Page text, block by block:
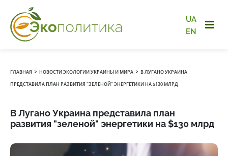
UA
EN
ГЛАВНАЯ › НОВОСТИ ЭКОЛОГИИ УКРАИНЫ И МИРА › В ЛУГАНО УКРАИНА
ПРЕДСТАВИЛА ПЛАН РАЗВИТИЯ "ЗЕЛЕНОЙ" ЭНЕРГЕТИКИ НА $130 МЛРД
В Лугано Украина представила план
развития "зеленой" энергетики на $130 млрд